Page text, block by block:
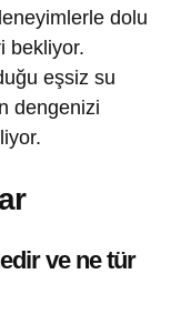
dolu
bekliyor.
eşsiz su
dengenizi
ve ne tür